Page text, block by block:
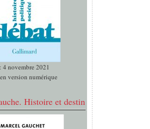
4 novembre 2021
version numérique
Histoire et destin